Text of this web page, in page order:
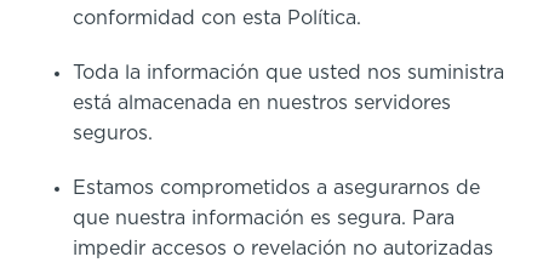
conformidad con esta Política.
Toda la información que usted nos suministra
está almacenada en nuestros servidores
seguros.
Estamos comprometidos a asegurarnos de
que nuestra información es segura. Para
impedir accesos o revelación no autorizadas